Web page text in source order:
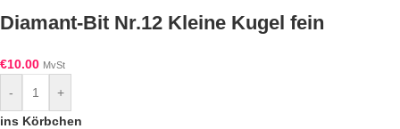
Diamant-Bit Nr.12 Kleine Kugel fein
€10.00 MvSt
-
+
ins Körbchen